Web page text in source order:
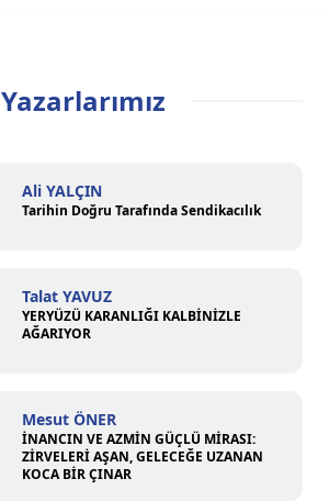
Yazarlarımız
Ali YALÇIN
Tarihin Doğru Tarafında Sendikacılık
Talat YAVUZ
YERYÜZÜ KARANLIĞI KALBİNİZLE
AĞARIYOR
Mesut ÖNER
İNANCIN VE AZMİN GÜÇLÜ MİRASI:
ZİRVELERİ AŞAN, GELECEĞE UZANAN
KOCA BİR ÇINAR